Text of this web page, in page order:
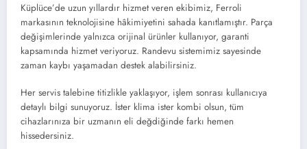
Küplüce’de uzun yıllardır hizmet veren ekibimiz, Ferroli
markasının teknolojisine hâkimiyetini sahada kanıtlamıştır. Parça
değişimlerinde yalnızca orijinal ürünler kullanıyor, garanti
kapsamında hizmet veriyoruz. Randevu sistemimiz sayesinde
zaman kaybı yaşamadan destek alabilirsiniz.
Her servis talebine titizlikle yaklaşıyor, işlem sonrası kullanıcıya
detaylı bilgi sunuyoruz. İster klima ister kombi olsun, tüm
cihazlarınıza bir uzmanın eli değdiğinde farkı hemen
hissedersiniz.